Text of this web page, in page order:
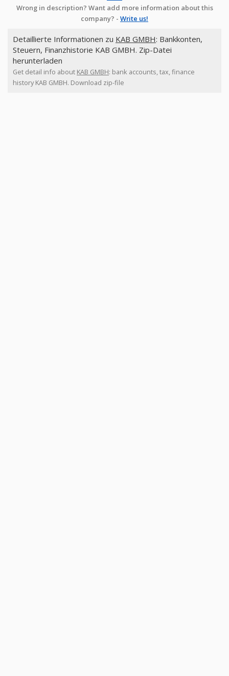
Wrong in description? Want add more information about this
company? - Write us!
Detaillierte Informationen zu KAB GMBH: Bankkonten,
Steuern, Finanzhistorie KAB GMBH. Zip-Datei
herunterladen
Get detail info about KAB GMBH: bank accounts, tax, finance
history KAB GMBH. Download zip-file